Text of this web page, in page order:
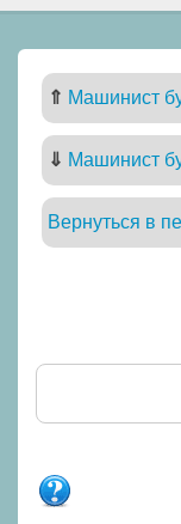
⇑ Машинист
⇓ Машинист
Вернуться в